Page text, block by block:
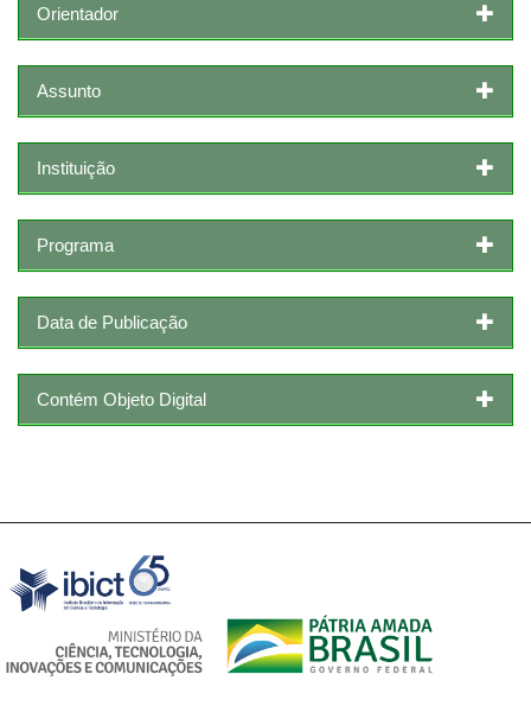
Orientador
Assunto
Instituição
Programa
Data de Publicação
Contém Objeto Digital